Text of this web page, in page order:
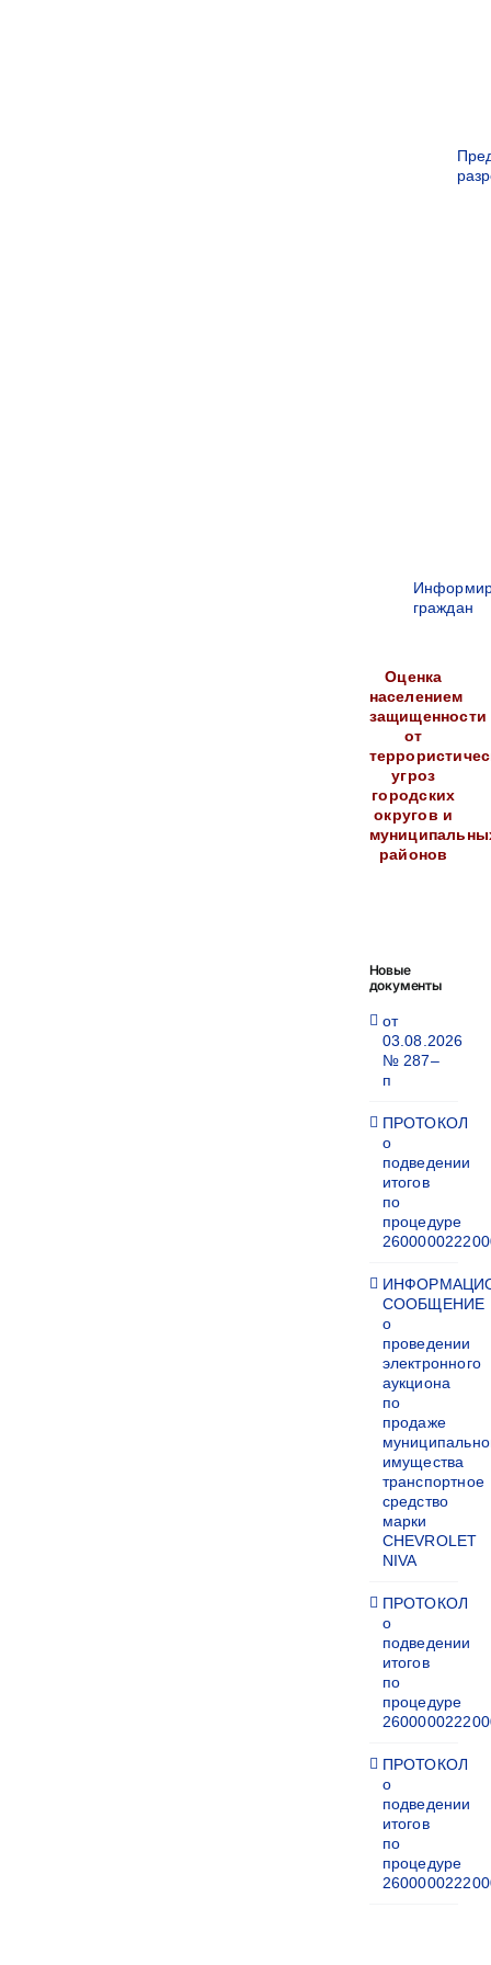
граждан
Оценка
населением
защищенности
от
угроз
городских
округов и
районов
Новые
документы
от
03.08.2026
№ 287–
п
ПРОТОКОЛ
о
подведении
итогов
по
процедуре
СООБЩЕНИЕ
о
проведении
электронного
аукциона
по
продаже
имущества
транспортное
средство
марки
CHEVROLET
NIVA
ПРОТОКОЛ
о
подведении
итогов
по
процедуре
ПРОТОКОЛ
о
подведении
итогов
по
процедуре